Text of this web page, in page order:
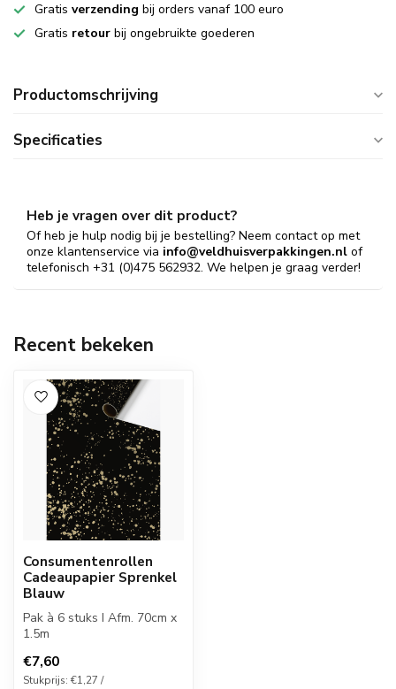
Gratis verzending bij orders vanaf 100 euro
Gratis retour bij ongebruikte goederen
Productomschrijving
Specificaties
Heb je vragen over dit product?
Of heb je hulp nodig bij je bestelling? Neem contact op met
onze klantenservice via info@veldhuisverpakkingen.nl of
telefonisch +31 (0)475 562932. We helpen je graag verder!
Recent bekeken
Consumentenrollen
Cadeaupapier Sprenkel
Blauw
Pak à 6 stuks I Afm. 70cm x
1.5m
€7,60
Stukprijs: €1,27 /